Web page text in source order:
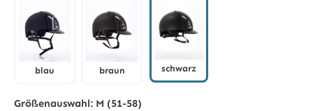
blau braun schwarz
Größenauswahl: M (51-58)